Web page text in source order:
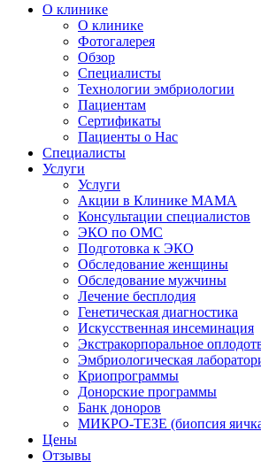
О клинике
О клинике
Фотогалерея
Обзор
Специалисты
Технологии эмбриологии
Пациентам
Сертификаты
Пациенты о Нас
Специалисты
Услуги
Услуги
Акции в Клинике МАМА
Консультации специалистов
ЭКО по ОМС
Подготовка к ЭКО
Обследование женщины
Обследование мужчины
Лечение бесплодия
Генетическая диагностика
Искусственная инсеминация
Экстракорпоральное
Эмбриологическая
Криопрограммы
Донорские программы
Банк доноров
МИКРО-ТЕЗЕ (биопсия
Цены
Отзывы